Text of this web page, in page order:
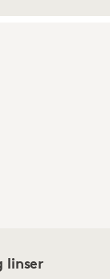
linser